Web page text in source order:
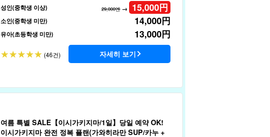
성인(중학생 이상) 29,000엔→ 15,000円
소인(중학생 미만) 14,000円
유아(초등학생 미만) 13,000円
(46건) 자세히 보기
여름 특별 SALE【이시가키지마/1일】당일 예약 OK!
이시가키지마 완전 정복 플랜(가와히라만 SUP/카누 +